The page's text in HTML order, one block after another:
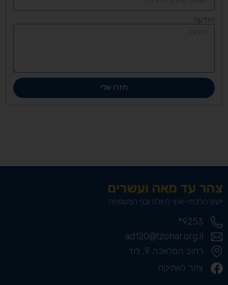
הודעה
חזרו אלי
צהר עד מאה ועשרים
ייעוץ הלכתי-אתי לחולה ובני המשפחה
9253*
ad120@tzohar.org.il
רחוב המלאכה 9, לוד
צהר לאתיקה